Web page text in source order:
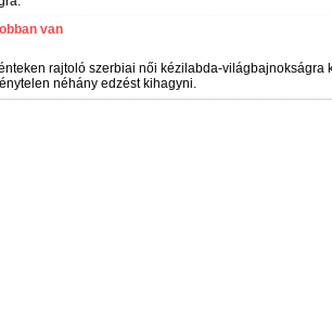
van
rajtoló szerbiai női kézilabda-világbajnokságra
néhány edzést kihagyni.